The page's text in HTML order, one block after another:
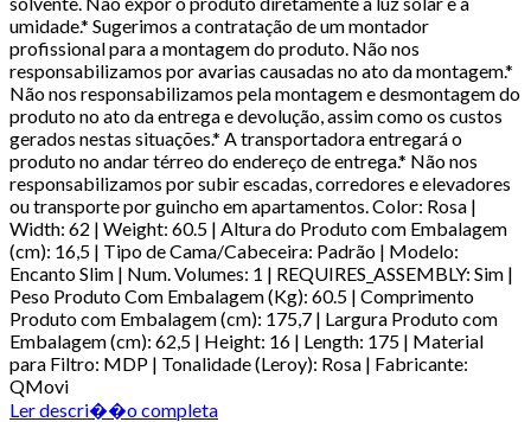
umidade.* Sugerimos a contratação de um montador
profissional para a montagem do produto. Não nos
responsabilizamos por avarias causadas no ato da montagem.*
Não nos responsabilizamos pela montagem e desmontagem do
produto no ato da entrega e devolução, assim como os custos
gerados nestas situações.* A transportadora entregará o
produto no andar térreo do endereço de entrega.* Não nos
responsabilizamos por subir escadas, corredores e elevadores
ou transporte por guincho em apartamentos. Color: Rosa |
Width: 62 | Weight: 60.5 | Altura do Produto com Embalagem
(cm): 16,5 | Tipo de Cama/Cabeceira: Padrão | Modelo:
Encanto Slim | Num. Volumes: 1 | REQUIRES_ASSEMBLY: Sim |
Peso Produto Com Embalagem (Kg): 60.5 | Comprimento
Produto com Embalagem (cm): 175,7 | Largura Produto com
Embalagem (cm): 62,5 | Height: 16 | Length: 175 | Material
para Filtro: MDP | Tonalidade (Leroy): Rosa | Fabricante:
QMovi
Ler descri��o completa